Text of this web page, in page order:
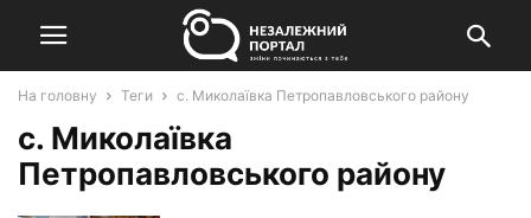
На головну Теги с. Миколаївка Петропавловського району
с. Миколаївка
Петропавловського району